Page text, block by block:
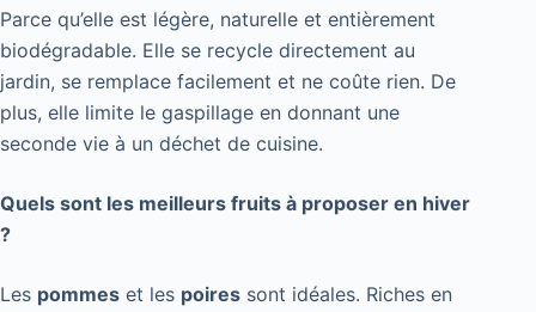
Parce qu’elle est légère, naturelle et entièrement
biodégradable. Elle se recycle directement au
jardin, se remplace facilement et ne coûte rien. De
plus, elle limite le gaspillage en donnant une
seconde vie à un déchet de cuisine.
Quels sont les meilleurs fruits à proposer en hiver
?
Les pommes et les poires sont idéales. Riches en